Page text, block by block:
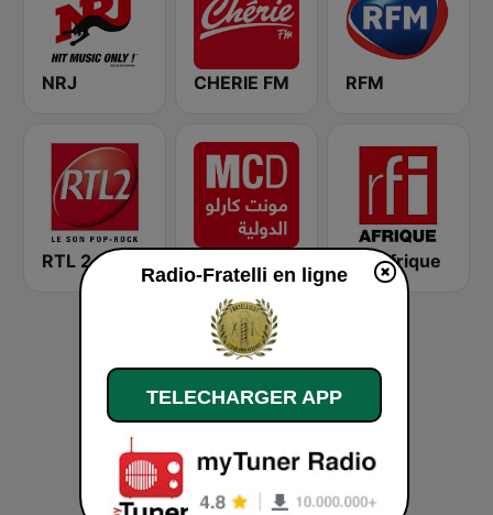
NRJ CHERIE FM RFM
RTL 2 RFI Afrique
Radio-Fratelli en ligne
TELECHARGER APP